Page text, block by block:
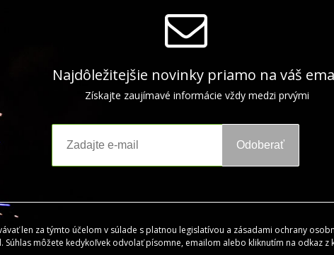
Najdôležitejšie novinky priamo na váš
Získajte zaujímavé informácie vždy medzi prvými
Odoberať
len za týmto účelom v súlade s platnou legislatívou a zásadami ochrany
Súhlas môžete kedykoľvek odvolať písomne, emailom alebo kliknutím na odkaz